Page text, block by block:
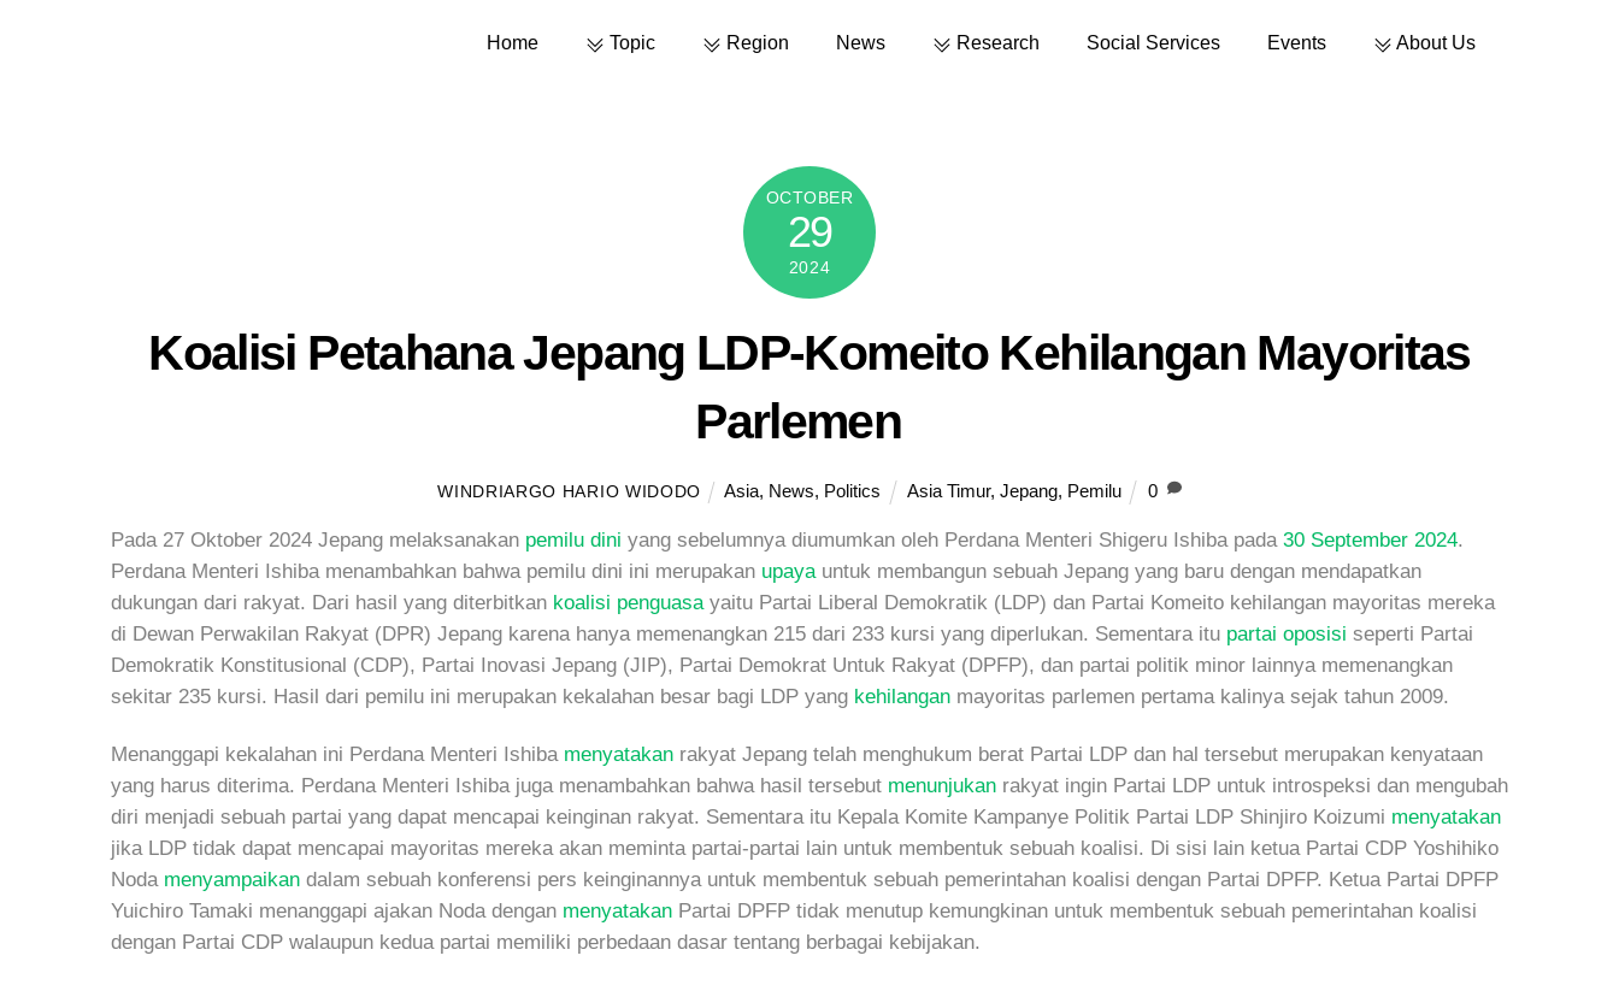
Home Topic Region News Research Social Services Events About Us
OCTOBER
29
2024
Koalisi Petahana Jepang LDP-Komeito Kehilangan Mayoritas
Parlemen
WINDRIARGO HARIO WIDODO Asia, News, Politics Asia Timur, Jepang, Pemilu 0
Pada 27 Oktober 2024 Jepang melaksanakan pemilu dini yang sebelumnya diumumkan oleh Perdana Menteri Shigeru Ishiba pada 30 September 2024.
Perdana Menteri Ishiba menambahkan bahwa pemilu dini ini merupakan upayauntuk membangun sebuah Jepang yang baru dengan mendapatkan
dukungan dari rakyat. Dari hasil yang diterbitkan koalisi penguasayaitu Partai Liberal Demokratik (LDP) dan Partai Komeito kehilangan mayoritas mereka
di Dewan Perwakilan Rakyat (DPR) Jepang karena hanya memenangkan 215 dari 233 kursi yang diperlukan. Sementara itu partai oposisi seperti Partai
Demokratik Konstitusional (CDP), Partai Inovasi Jepang (JIP), Partai Demokrat Untuk Rakyat (DPFP), dan partai politik minor lainnya memenangkan
sekitar 235 kursi. Hasil dari pemilu ini merupakan kekalahan besar bagi LDP yang kehilangan mayoritas parlemen pertama kalinya sejak tahun 2009.
Menanggapi kekalahan ini Perdana Menteri Ishiba menyatakan rakyat Jepang telah menghukum berat Partai LDP dan hal tersebut merupakan kenyataan
yang harus diterima. Perdana Menteri Ishiba juga menambahkan bahwa hasil tersebut menunjukan rakyat ingin Partai LDP untuk introspeksi dan mengubah
diri menjadi sebuah partai yang dapat mencapai keinginan rakyat. Sementara itu Kepala Komite Kampanye Politik Partai LDP Shinjiro Koizumi menyatakan
jika LDP tidak dapat mencapai mayoritas mereka akan meminta partai-partai lain untuk membentuk sebuah koalisi. Di sisi lain ketua Partai CDP Yoshihiko
Noda menyampaikan dalam sebuah konferensi pers keinginannya untuk membentuk sebuah pemerintahan koalisi dengan Partai DPFP. Ketua Partai DPFP
Yuichiro Tamaki menanggapi ajakan Noda dengan menyatakan Partai DPFP tidak menutup kemungkinan untuk membentuk sebuah pemerintahan koalisi
dengan Partai CDP walaupun kedua partai memiliki perbedaan dasar tentang berbagai kebijakan.